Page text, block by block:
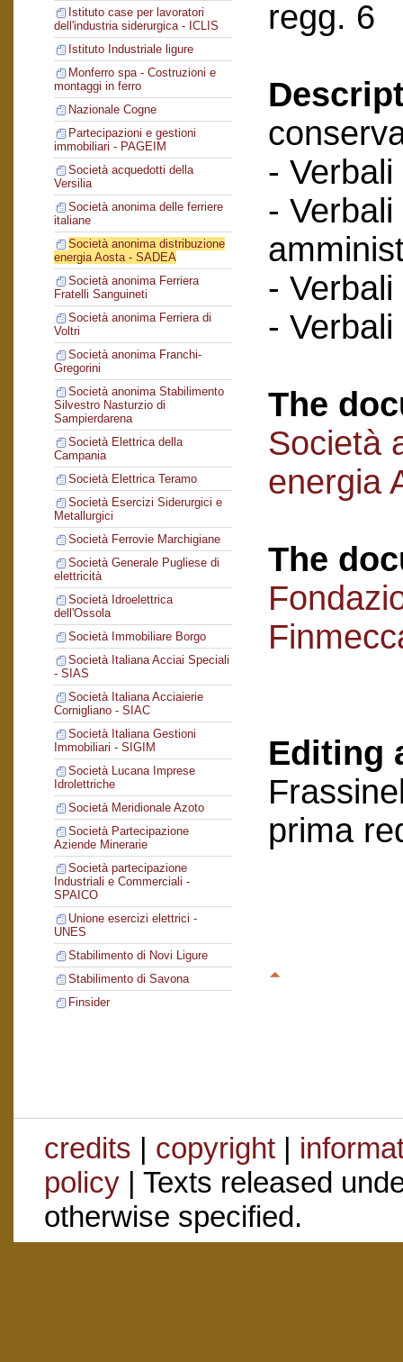
Istituto case per lavoratori
dell'industria siderurgica - ICLIS
Istituto Industriale ligure
Monferro spa - Costruzioni e
montaggi in ferro
Nazionale Cogne
Partecipazioni e gestioni
immobiliari - PAGEIM
Società acquedotti della
Versilia
Società anonima delle ferriere
italiane
Società anonima distribuzione
energia Aosta - SADEA
Società anonima Ferriera
Fratelli Sanguineti
Società anonima Ferriera di
Voltri
Società anonima Franchi-
Gregorini
Società anonima Stabilimento
Silvestro Nasturzio di
Sampierdarena
Società Elettrica della
Campania
Società Elettrica Teramo
Società Esercizi Siderurgici e
Metallurgici
Società Ferrovie Marchigiane
Società Generale Pugliese di
elettricità
Società Idroelettrica
dell'Ossola
Società Immobiliare Borgo
Società Italiana Acciai Speciali
- SIAS
Società Italiana Acciaierie
Cornigliano - SIAC
Società Italiana Gestioni
Immobiliari - SIGIM
Società Lucana Imprese
Idrolettriche
Società Meridionale Azoto
Società Partecipazione
Aziende Minerarie
Società partecipazione
Industriali e Commerciali -
SPAICO
Unione esercizi elettrici -
UNES
Stabilimento di Novi Ligure
Stabilimento di Savona
Finsider
regg. 6
-
-
-
-
The
Società
energia
The
Editing
prima
credits | copyright|
policy| Texts released
otherwise specified.